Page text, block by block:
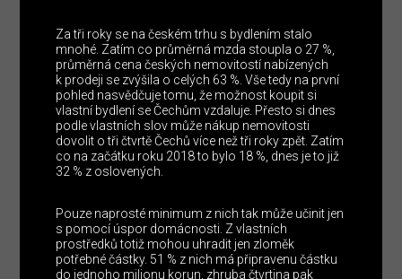
Za tři roky se na českém trhu s bydlením stalo
mnohé. Zatím co průměrná mzda stoupla o 27 %,
průměrná cena českých nemovitostí nabízených
k prodeji se zvýšila o celých 63 %. Vše tedy na první
pohled nasvědčuje tomu, že možnost koupit si
vlastní bydlení se Čechům vzdaluje. Přesto si dnes
podle vlastních slov může nákup nemovitosti
dovolit o tři čtvrtě Čechů více než tři roky zpět. Zatím
co na začátku roku 2018 to bylo 18 %, dnes je to již
32 % z oslovených.
Pouze naprosté minimum z nich tak může učinit jen
s pomocí úspor domácnosti. Z vlastních
prostředků totiž mohou uhradit jen zloměk
potřebné částky. 51 % z nich má připravenu částku
do jednoho milionu korun, zhruba čtvrtina pak